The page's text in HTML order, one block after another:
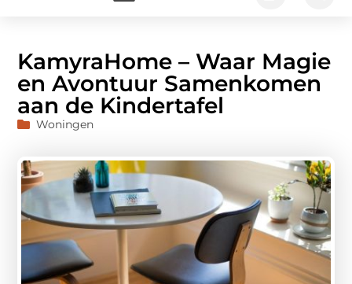
KamyraHome – Waar Magie
en Avontuur Samenkomen
aan de Kindertafel
Woningen